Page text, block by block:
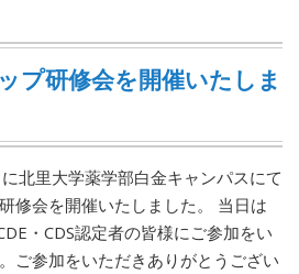
プ研修会を開催いたしま
北里大学薬学部白金キャンパスにて
修会を開催いたしました。 当日は
・CDS認定者の皆様にご参加をい
ご参加をいただきありがとうござい